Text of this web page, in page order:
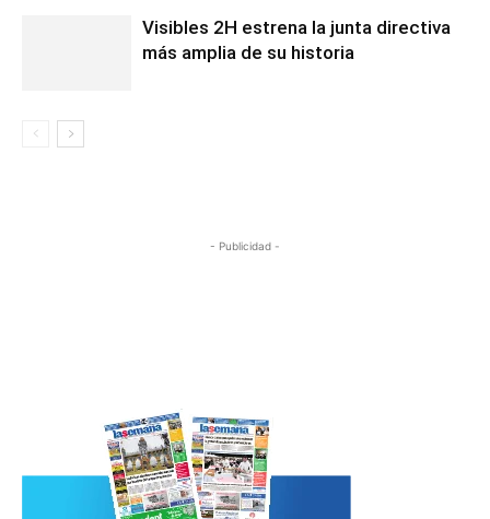
Visibles 2H estrena la junta directiva
más amplia de su historia
- Publicidad -